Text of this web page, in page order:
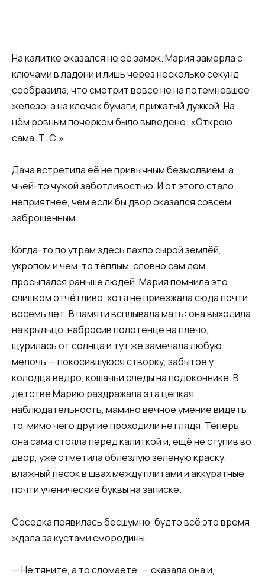
На калитке оказался не её замок. Мария замерла с
ключами в ладони и лишь через несколько секунд
сообразила, что смотрит вовсе не на потемневшее
железо, а на клочок бумаги, прижатый дужкой. На
нём ровным почерком было выведено: «Открою
сама. Т. С.»
Дача встретила её не привычным безмолвием, а
чьей-то чужой заботливостью. И от этого стало
неприятнее, чем если бы двор оказался совсем
заброшенным.
Когда-то по утрам здесь пахло сырой землёй,
укропом и чем-то тёплым, словно сам дом
просыпался раньше людей. Мария помнила это
слишком отчётливо, хотя не приезжала сюда почти
восемь лет. В памяти всплывала мать: она выходила
на крыльцо, набросив полотенце на плечо,
щурилась от солнца и тут же замечала любую
мелочь — покосившуюся створку, забытое у
колодца ведро, кошачьи следы на подоконнике. В
детстве Марию раздражала эта цепкая
наблюдательность, мамино вечное умение видеть
то, мимо чего другие проходили не глядя. Теперь
она сама стояла перед калиткой и, ещё не ступив во
двор, уже отметила облезлую зелёную краску,
влажный песок в швах между плитами и аккуратные,
почти ученические буквы на записке.
Соседка появилась бесшумно, будто всё это время
ждала за кустами смородины.
— Не тяните, а то сломаете, — сказала она и,